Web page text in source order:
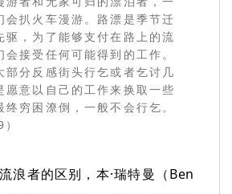
会扒火车漫游。路漂是季节迁
驱，为了能够支付在路上的流
接受任何可能得到的工作。
部分反感街头行乞或者乞讨几
愿意以自己的工作来换取一些
穷困潦倒，一般不会行乞。
浪者的区别，本·瑞特曼（Ben